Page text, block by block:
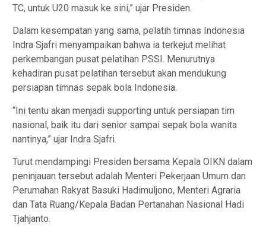
TC, untuk U20 masuk ke sini,” ujar Presiden.
Dalam kesempatan yang sama, pelatih timnas Indonesia
Indra Sjafri menyampaikan bahwa ia terkejut melihat
perkembangan pusat pelatihan PSSI. Menurutnya
kehadiran pusat pelatihan tersebut akan mendukung
persiapan timnas sepak bola Indonesia.
“Ini tentu akan menjadi supporting untuk persiapan tim
nasional, baik itu dari senior sampai sepak bola wanita
nantinya,” ujar Indra Sjafri.
Turut mendampingi Presiden bersama Kepala OIKN dalam
peninjauan tersebut adalah Menteri Pekerjaan Umum dan
Perumahan Rakyat Basuki Hadimuljono, Menteri Agraria
dan Tata Ruang/Kepala Badan Pertanahan Nasional Hadi
Tjahjanto.